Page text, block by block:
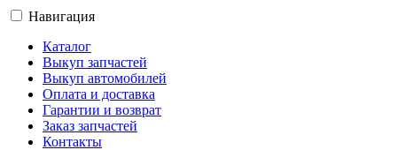
Навигация
Каталог
Выкуп запчастей
Выкуп автомобилей
Оплата и доставка
Гарантии и возврат
Заказ запчастей
Контакты